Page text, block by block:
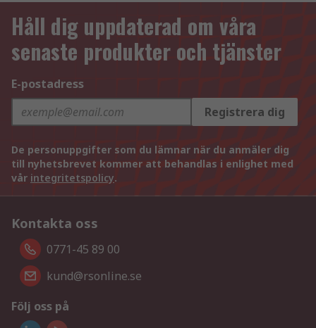
Håll dig uppdaterad om våra
senaste produkter och tjänster
E-postadress
Registrera dig
De personuppgifter som du lämnar när du anmäler dig
till nyhetsbrevet kommer att behandlas i enlighet med
vår integritetspolicy.
Kontakta oss
0771-45 89 00
kund@rsonline.se
Följ oss på